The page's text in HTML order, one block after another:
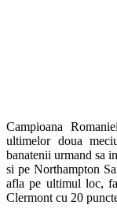
Campioana
ultimelor doua
banatenii urmand sa
si pe Northampton
afla pe ultimul loc,
Clermont cu 20